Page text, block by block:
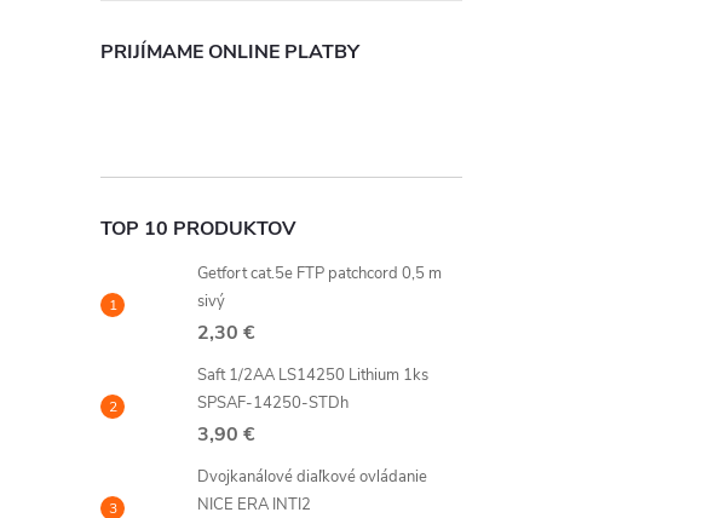
PRIJÍMAME ONLINE PLATBY
TOP 10 PRODUKTOV
Getfort cat.5e FTP patchcord 0,5 m
sivý
2,30 €
Saft 1/2AA LS14250 Lithium 1ks
SPSAF-14250-STDh
3,90 €
Dvojkanálové diaľkové ovládanie
NICE ERA INTI2